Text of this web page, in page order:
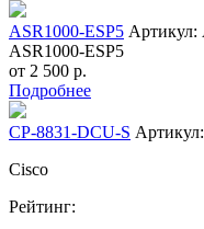
ASR1000-ESP5 Артикул:
ASR1000-ESP5
от 2 500 р.
Подробнее
CP-8831-DCU-S
Cisco
Рейтинг: